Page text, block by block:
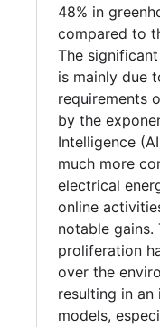
48% in
compared to
The
is mainly due
requirements
by the
Intelligence
much more
electrical
online
notable gains.
proliferation
over the
resulting in an
models,